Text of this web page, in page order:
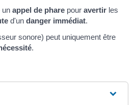
un appel de phare pour avertir les
d'un danger immédiat.
sonore) peut uniquement être
.